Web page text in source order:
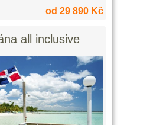
od 29 890 Kč
all inclusive